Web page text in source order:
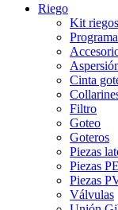
Riego
Kit riegos
Cinta
Filtro
Goteo
Goteros
Piezas
Piezas PE
Piezas
Válvulas